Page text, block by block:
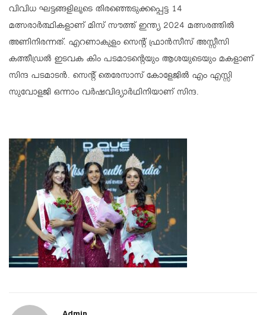
വിവിധ ഘട്ടങ്ങളിലൂടെ തിരഞ്ഞെടുക്കപ്പെട്ട 14
മത്സരാര്‍ത്ഥികളാണ് മിസ് സൗത്ത് ഇന്ത്യ 2024 മത്സരത്തില്‍
അണിനിരന്നത്. എറണാകുളം സെന്റ് ഫ്രാന്‍സീസ് അസ്സീസി
കത്തീഡ്രല്‍ ഇടവക കിം പടമാടന്റെയും ആശയുടെയും മകളാണ്
സിന്ദ പടമാടന്‍. സെന്റ് തെരേസാസ് കോളേജില്‍ എം എസ്സി
സുവോളജി ഒന്നാം വര്‍ഷവിദ്യാര്‍ഥിനിയാണ് സിന്ദ.
Admin